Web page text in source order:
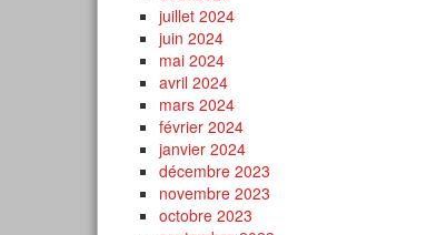
juillet 2024
juin 2024
mai 2024
avril 2024
mars 2024
février 2024
janvier 2024
décembre 2023
novembre 2023
octobre 2023